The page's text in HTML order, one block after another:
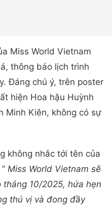
Miss World Vietnam
thông báo lịch trình
Đáng chú ý, trên poster
hiện Hoa hậu Huỳnh
Minh Kiên, không có sự
không nhắc tới tên của
Miss World Vietnam sẽ
10/2025, hứa hẹn
thú vị và đong đầy